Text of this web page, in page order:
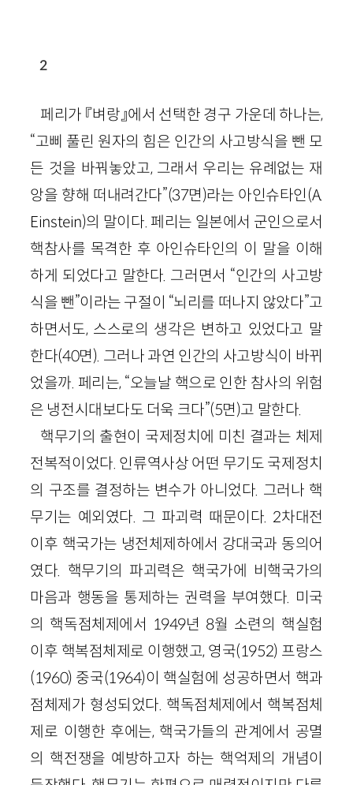
2
페리가 『벼랑』에서 선택한 경구 가운데 하나는,
“고삐 풀린 원자의 힘은 인간의 사고방식을 뺀 모
든 것을 바꿔놓았고, 그래서 우리는 유례없는 재
앙을 향해 떠내려간다”(37면)라는 아인슈타인(A.
Einstein)의 말이다. 페리는 일본에서 군인으로서
핵참사를 목격한 후 아인슈타인의 이 말을 이해
하게 되었다고 말한다. 그러면서 “인간의 사고방
식을 뺀”이라는 구절이 “뇌리를 떠나지 않았다”고
하면서도, 스스로의 생각은 변하고 있었다고 말
한다(40면). 그러나 과연 인간의 사고방식이 바뀌
었을까. 페리는, “오늘날 핵으로 인한 참사의 위험
은 냉전시대보다도 더욱 크다”(5면)고 말한다.
핵무기의 출현이 국제정치에 미친 결과는 체제
전복적이었다. 인류역사상 어떤 무기도 국제정치
의 구조를 결정하는 변수가 아니었다. 그러나 핵
무기는 예외였다. 그 파괴력 때문이다. 2차대전
이후 핵국가는 냉전체제하에서 강대국과 동의어
였다. 핵무기의 파괴력은 핵국가에 비핵국가의
마음과 행동을 통제하는 권력을 부여했다. 미국
의 핵독점체제에서 1949년 8월 소련의 핵실험
이후 핵복점체제로 이행했고, 영국(1952) 프랑스
(1960) 중국(1964)이 핵실험에 성공하면서 핵과
점체제가 형성되었다. 핵독점체제에서 핵복점체
제로 이행한 후에는, 핵국가들의 관계에서 공멸
의 핵전쟁을 예방하고자 하는 핵억제의 개념이